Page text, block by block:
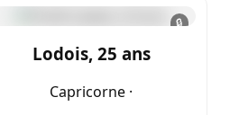
🔒
Lodois, 25 ans
Capricorne ·